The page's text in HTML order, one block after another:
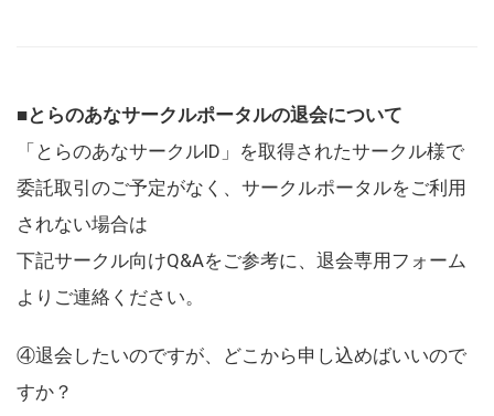
■とらのあなサークルポータルの退会について
「とらのあなサークルID」を取得されたサークル様で
委託取引のご予定がなく、サークルポータルをご利用
されない場合は
下記サークル向けQ&Aをご参考に、退会専用フォーム
よりご連絡ください。
④退会したいのですが、どこから申し込めばいいので
すか？